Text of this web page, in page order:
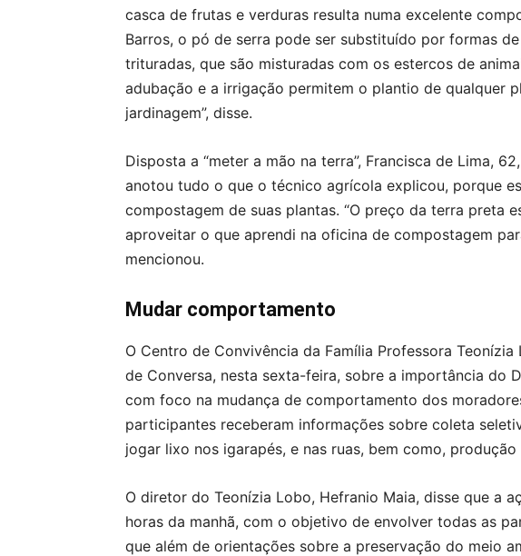
casca de frutas e verduras resulta numa excelente
Barros, o pó de serra pode ser substituído por formas
trituradas, que são misturadas com os estercos de
adubação e a irrigação permitem o plantio de qualquer
jardinagem”, disse.
Disposta a “meter a mão na terra”, Francisca de Lima,
anotou tudo o que o técnico agrícola explicou, porque
compostagem de suas plantas. “O preço da terra preta
aproveitar o que aprendi na oficina de compostagem
mencionou.
Mudar comportamento
O Centro de Convivência da Família Professora
de Conversa, nesta sexta-feira, sobre a importância do
com foco na mudança de comportamento dos
participantes receberam informações sobre coleta
jogar lixo nos igarapés, e nas ruas, bem como,
O diretor do Teonízia Lobo, Hefranio Maia, disse que a
horas da manhã, com o objetivo de envolver todas as
que além de orientações sobre a preservação do meio